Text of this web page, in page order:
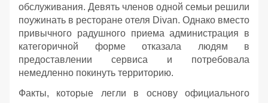
обслуживания. Девять членов одной семьи решили
поужинать в ресторане отеля Divan. Однако вместо
привычного радушного приема администрация в
категоричной форме отказала людям в
предоставлении сервиса и потребовала
немедленно покинуть территорию.
Факты, которые легли в основу официального